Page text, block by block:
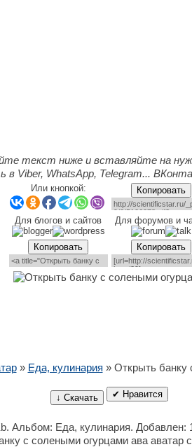
текст ниже и вставляйте на
Viber, WhatsApp, Telegram...
Или кнопкой: Копировать
Для блогов и сайтов Для форумов и
Копировать Копировать
» Еда, кулинария » Открыть банку
↓ Скачать ✔ Нравится
Альбом: Еда, кулинария. Добавлен:
с солеными огурцами ава аватар